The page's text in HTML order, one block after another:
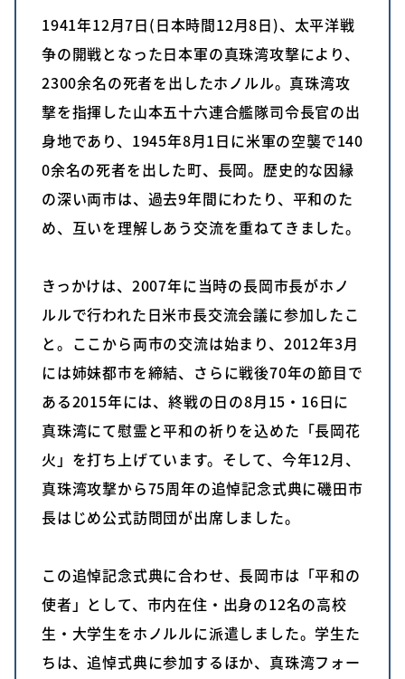
1941年12月7日(日本時間12月8日)、太平洋戦
争の開戦となった日本軍の真珠湾攻撃により、
2300余名の死者を出したホノルル。真珠湾攻
撃を指揮した山本五十六連合艦隊司令長官の出
身地であり、1945年8月1日に米軍の空襲で140
0余名の死者を出した町、長岡。歴史的な因縁
の深い両市は、過去9年間にわたり、平和のた
め、互いを理解しあう交流を重ねてきました。
きっかけは、2007年に当時の長岡市長がホノ
ルルで行われた日米市長交流会議に参加したこ
と。ここから両市の交流は始まり、2012年3月
には姉妹都市を締結、さらに戦後70年の節目で
ある2015年には、終戦の日の8月15・16日に
真珠湾にて慰霊と平和の祈りを込めた「長岡花
火」を打ち上げています。そして、今年12月、
真珠湾攻撃から75周年の追悼記念式典に磯田市
長はじめ公式訪問団が出席しました。
この追悼記念式典に合わせ、長岡市は「平和の
使者」として、市内在住・出身の12名の高校
生・大学生をホノルルに派遣しました。学生た
ちは、追悼式典に参加するほか、真珠湾フォー